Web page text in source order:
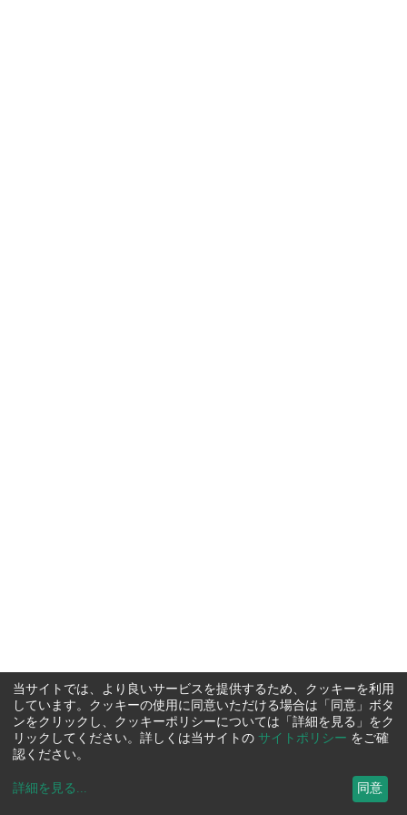
当サイトでは、より良いサービスを提供するため、クッキーを利用
しています。クッキーの使用に同意いただける場合は「同意」ボタ
ンをクリックし、クッキーポリシーについては「詳細を見る」をク
リックしてください。詳しくは当サイトの サイトポリシー をご確
認ください。
詳細を見る ... 同意